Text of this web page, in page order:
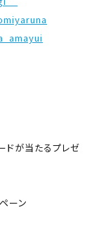
ドが当たるプレゼ
ーン